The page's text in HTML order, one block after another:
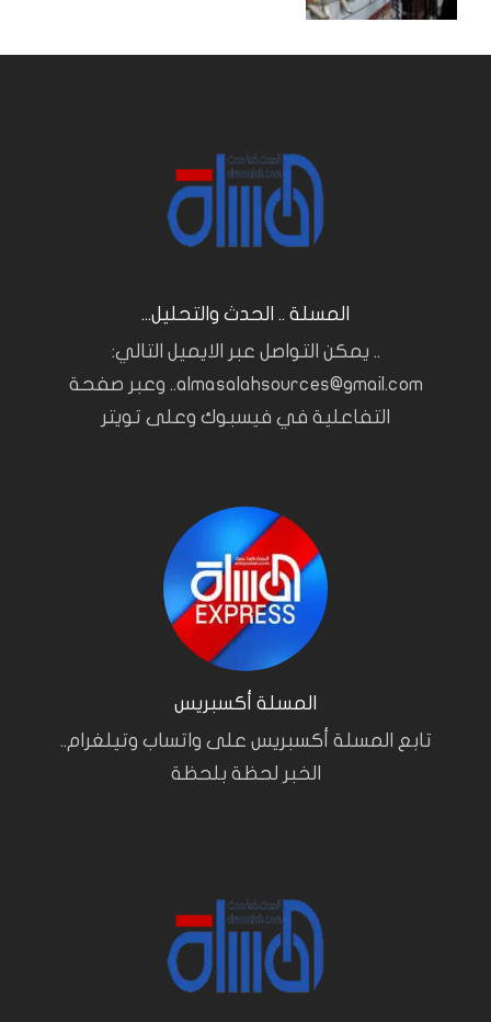
المسلة .. الحدث والتحليل...
.. يمكن التواصل عبر الايميل التالي:
almasalahsources@gmail.com.. وعبر صفحة
التفاعلية في فيسبوك وعلى تويتر
المسلة أكسبريس
تابع المسلة أكسبريس على واتساب وتيلغرام..
الخبر لحظة بلحظة